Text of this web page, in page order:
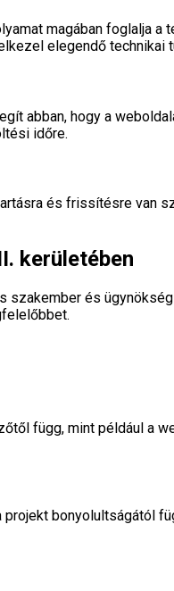
magában foglalja
elegendő technikai
abban, hogy a
időre.
és frissítésre van
kerületében
és
függ, mint például a
bonyolultságától